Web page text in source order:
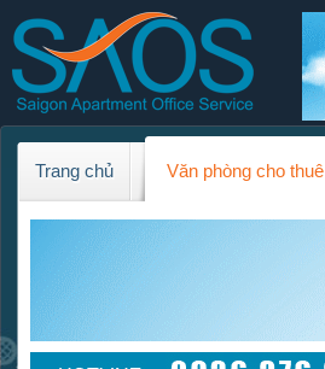
Trang chủ Văn phòng cho thuê